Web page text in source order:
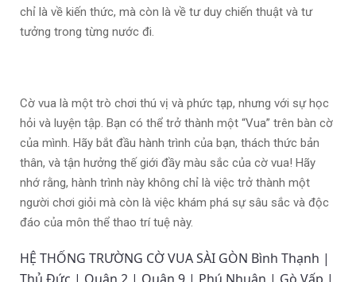
chỉ là về kiến thức, mà còn là về tư duy chiến thuật và tư
tưởng trong từng nước đi.
Cờ vua là một trò chơi thú vị và phức tạp, nhưng với sự học
hỏi và luyện tập. Bạn có thể trở thành một “Vua” trên bàn cờ
của mình. Hãy bắt đầu hành trình của bạn, thách thức bản
thân, và tận hưởng thế giới đầy màu sắc của cờ vua! Hãy
nhớ rằng, hành trình này không chỉ là việc trở thành một
người chơi giỏi mà còn là việc khám phá sự sâu sắc và độc
đáo của môn thể thao trí tuệ này.
HỆ THỐNG TRƯỜNG CỜ VUA SÀI GÒN Bình Thạnh |